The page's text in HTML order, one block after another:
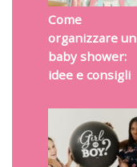
Come
organizzare un
baby shower:
idee e consigli